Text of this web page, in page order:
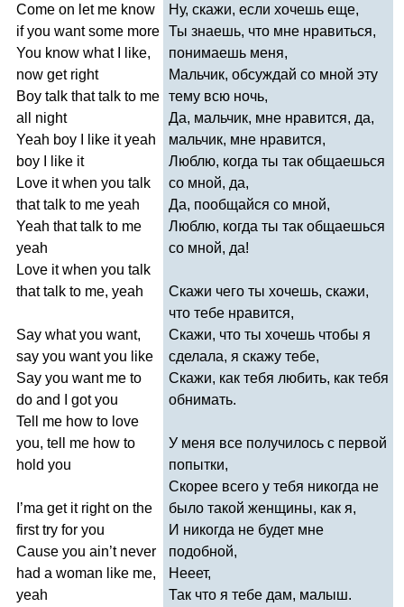
Come on let me know
if you want some more
You know what like,
now get right
Boy talk that talk to me
all
night
Yeah boy like it yeah
boy
like it
Love it when you talk
that talk to me yeah
Yeah that talk to me
yeah
Love it when you talk
that talk to me, yeah
Say what you want,
say you want you like
Say you want me to
do and got you
Tell
me how to love
you, tell me how to
hold you
’ma get it right on the
first try for you
Cause you ain’t never
had a woman like me,
yeah
Ну, скажи, если хочешь еще,
Ты знаешь, что мне нравиться,
понимаешь меня,
Мальчик, обсуждай со мной эту
тему всю ночь,
Да, мальчик, мне нравится, да,
мальчик, мне нравится,
Люблю, когда ты так общаешься
со мной, да,
Да, пообщайся со мной,
Люблю, когда ты так общаешься
со мной, да!
Скажи чего ты хочешь, скажи,
что тебе нравится,
Скажи, что ты хочешь чтобы я
сделала, я скажу тебе,
Скажи, как тебя любить, как тебя
обнимать.
У меня все получилось с первой
попытки,
Скорее всего у тебя никогда не
было такой женщины, как я,
И никогда не будет мне
подобной,
Нееет,
Так что я тебе дам, малыш.